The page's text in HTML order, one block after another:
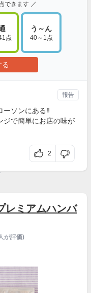
できます ／
点
う～ん
40～1点
ーソンにある‼︎
ジで簡単にお店の味が
2
報告
レミアムハンバ
が評価)